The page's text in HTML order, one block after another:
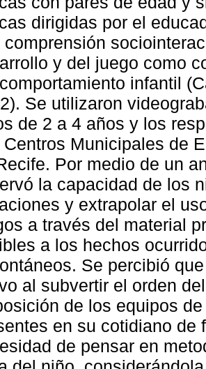
dirigidas por el
comprensión
y del juego como
infantil
Se utilizaron
de 2 a 4 años y los
Centros Municipales de
Por medio de un
la capacidad de los
y extrapolar el
a través del material
a los hechos
Se percibió
al subvertir el orden
de los equipos
en su cotidiano de
de pensar en